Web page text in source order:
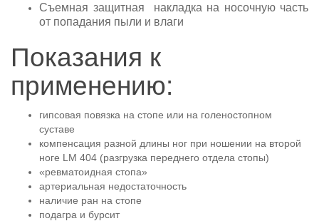
Съемная защитная накладка на носочную часть
от попадания пыли и влаги
Показания к
применению:
гипсовая повязка на стопе или на голеностопном
суставе
компенсация разной длины ног при ношении на второй
ноге LM 404 (разгрузка переднего отдела стопы)
«ревматоидная стопа»
артериальная недостаточность
наличие ран на стопе
подагра и бурсит